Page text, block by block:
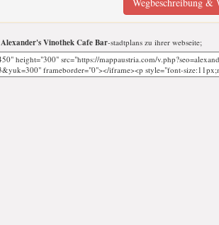
Alexander's Vinothek Cafe Bar-stadtplans zu ihrer webseite;